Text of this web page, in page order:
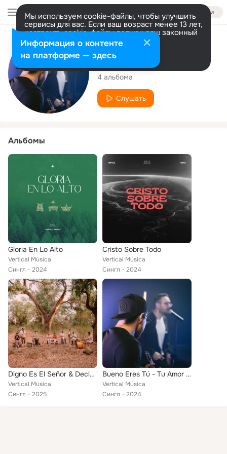
Войти
Мы используем cookie-файлы, чтобы улучшить
сервисы для вас. Если ваш возраст менее 13 лет,
настроить cookie-файлы должен ваш законный
представитель. Больше информации
Разрешить все Настроить
Исполнитель
Vertical Música
4 альбома
Слушать
Альбомы
Gloria En Lo Alto
Vertical Música
Сингл
2024
Cristo Sobre Todo
Vertical Música
Сингл
2024
Digno Es El Señor & Declaro a Jesús
Vertical Música
Сингл
2025
Bueno Eres Tú - Tu Amor Por Mí
Vertical Música
Сингл
2024
Информация о контенте
на платформе — здесь